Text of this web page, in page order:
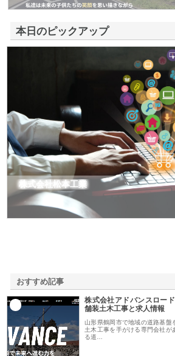
本日のピックアップ
株式会社松本工業
おすすめ記事
株式会社アドバンスロー
舗装土木工事と求人情報
山形県鶴岡市で地域の道路基盤
土木工事を手がける専門会社が
る道…